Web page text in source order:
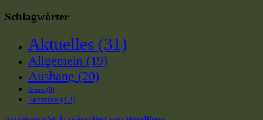
Schlagwörter
Aktuelles (31)
Allgemein (19)
Aushang (20)
Intern (9)
Termine (12)